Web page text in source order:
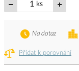
ks
Přidat k porovnání
Na dotaz